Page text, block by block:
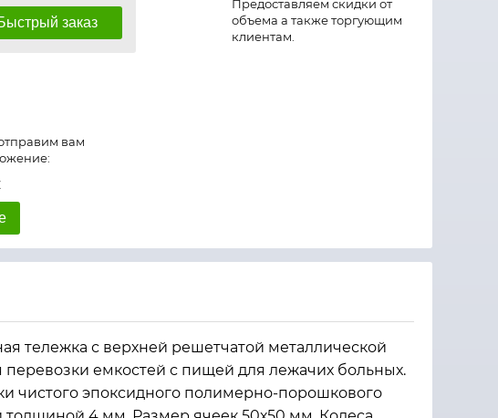
заказ
вам
Предоставляем скидки от
объема а также торгующим
клиентам.
тележка с верхней решетчатой металлической
емкостей с пищей для лежачих больных.
чистого эпоксидного полимерно-порошкового